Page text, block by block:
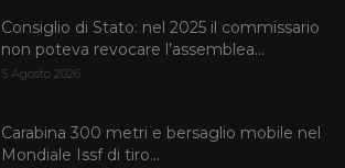
Consiglio di Stato: nel 2025 il commissario
non poteva revocare l’assemblea...
5 Agosto 2026
Carabina 300 metri e bersaglio mobile nel
Mondiale Issf di tiro...